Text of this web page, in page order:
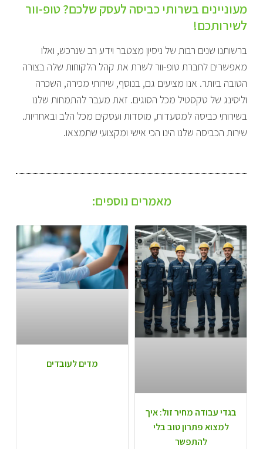
מעוניינים בשרותי כביסה לעסק שלכם? טופ-וור
לשירותכם!
ברשותנו שנים רבות של ניסיון מצטבר וידע רב שנרכש, ואלו
מאפשרים לחברת טופ-וור לשרת את קהל הלקוחות שלה בצורה
הטובה ביותר. אנו מציעים גם, בנוסף, שירותי מכירה, השכרה
וליסינג של טקסטיל מכל הסוגים. זאת מעבר להתמחות שלנו
בשירותי כביסה למסעדות, מוסדות ועסקים מכל הלב ובאחריות.
שירות הכביסה שלנו הינו הכי אישי ומקצועי שתמצאו.
מאמרים נוספים:
בגדי עבודה מחיר זול: איך
למצוא פתרון טוב בלי
להתפשר
מדים לעובדים